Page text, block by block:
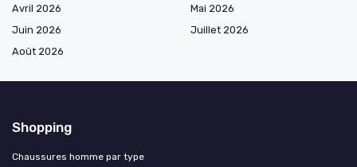
Avril 2026
Mai 2026
Juin 2026
Juillet 2026
Août 2026
Shopping
Chaussures homme par type